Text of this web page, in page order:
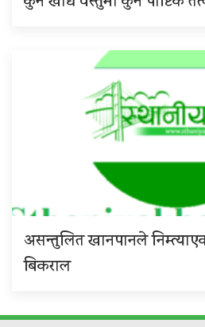
असन्तुलित खानपानले
बिकराल